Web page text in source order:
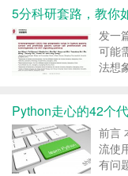
单，
5分科研套路，教你
发一
可能
法想
么认
生弯
Python走心的42个
前言
流使
有问